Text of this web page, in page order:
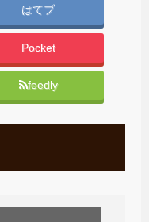
はてブ
Pocket
feedly